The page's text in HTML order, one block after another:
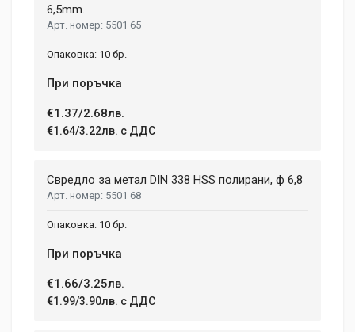
6,5mm.
5501 65
10 бр.
При поръчка
€1.37/2.68лв.
€1.64/3.22лв. с ДДС
Свредло за метал DIN 338 HSS полирани, ф 6,8
5501 68
10 бр.
При поръчка
€1.66/3.25лв.
€1.99/3.90лв. с ДДС